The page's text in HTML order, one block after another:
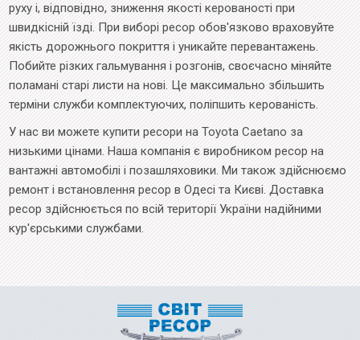
руху і, відповідно, зниження якості керованості при
швидкісній їзді. При виборі ресор обов'язково враховуйте
якість дорожнього покриття і уникайте перевантажень.
Побийте різких гальмування і розгонів, своєчасно міняйте
поламані старі листи на нові. Це максимально збільшить
терміни служби комплектуючих, поліпшить керованість.
У нас ви можете купити ресори на Toyota Caetano за
низькими цінами. Наша компанія є виробником ресор на
вантажні автомобілі і позашляховики. Ми також здійснюємо
ремонт і встановлення ресор в Одесі та Києві. Доставка
ресор здійснюється по всій території України надійними
кур'єрськими службами.